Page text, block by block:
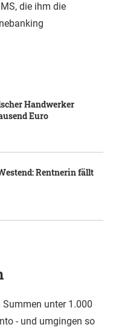
die ihm die
Handwerker
Euro
Rentnerin fällt
Summen unter 1.000
- und umgingen so